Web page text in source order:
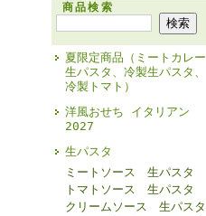
商品検索
夏限定商品（ミートカレー
生パスタ、冷製生パスタ、
冷製トマト）
洋風おせち イタリアン
2027
生パスタ
ミートソース 生パスタ
トマトソース 生パスタ
クリームソース 生パスタ